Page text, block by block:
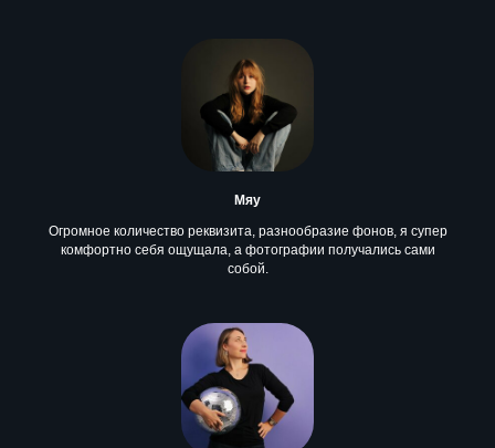
Мяу
Огромное количество реквизита, разнообразие фонов, я супер
комфортно себя ощущала, а фотографии получались сами
собой.